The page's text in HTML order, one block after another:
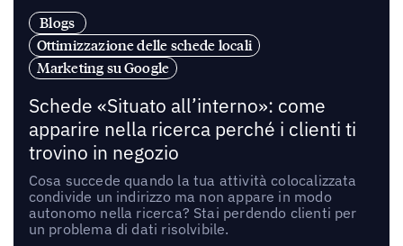
Blogs
Ottimizzazione delle schede locali
Marketing su Google
Schede «Situato all’interno»: come
apparire nella ricerca perché i clienti ti
trovino in negozio
Cosa succede quando la tua attività colocalizzata
condivide un indirizzo ma non appare in modo
autonomo nella ricerca? Stai perdendo clienti per
un problema di dati risolvibile.